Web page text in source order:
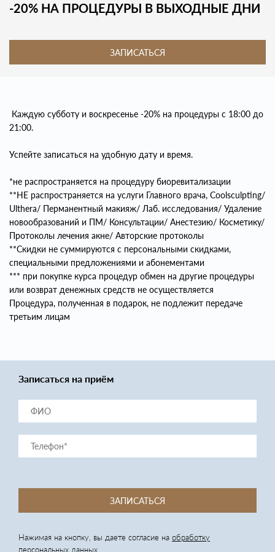
-20% НА ПРОЦЕДУРЫ В ВЫХОДНЫЕ ДНИ
ЗАПИСАТЬСЯ
Каждую субботу и воскресенье -20% на процедуры с 18:00 до
21:00.
Успейте записаться на удобную дату и время.
*не распространяется на процедуру биоревитализации
**НЕ распространяется на услуги Главного врача, Coolsculpting/
Ulthera/ Перманентный макияж/ Лаб. исследования/ Удаление
новообразований и ПМ/ Консультации/ Анестезию/ Косметику/
Протоколы лечения акне/ Авторские протоколы
**Скидки не суммируются с персональными скидками,
специальными предложениями и абонементами
*** при покупке курса процедур обмен на другие процедуры
или возврат денежных средств не осуществляется
Процедура, полученная в подарок, не подлежит передаче
третьим лицам
Записаться на приём
ЗАПИСАТЬСЯ
Нажимая на кнопку, вы даете согласие на обработку
персональных данных